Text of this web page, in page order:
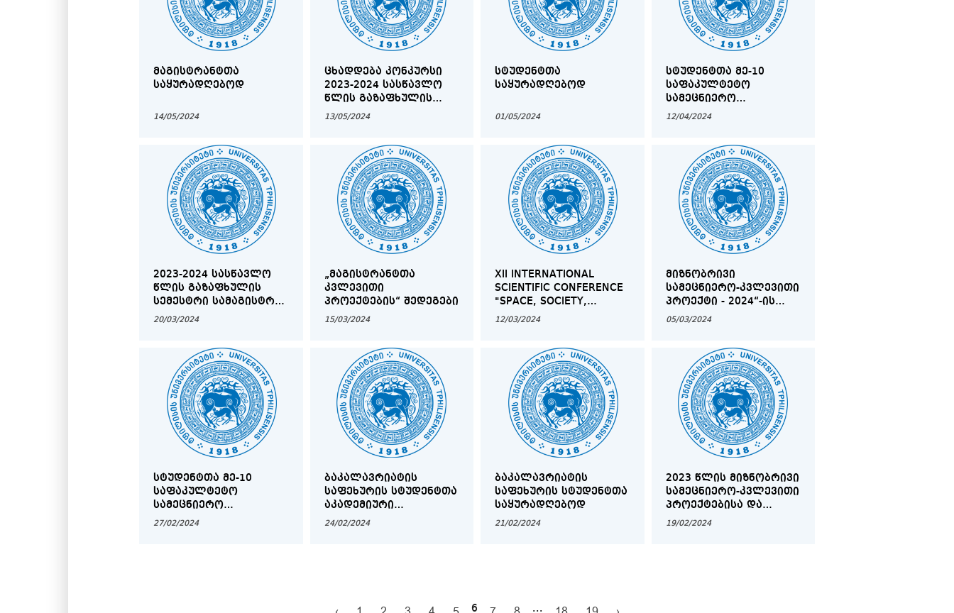
ᲛᲐᲒᲘᲡᲢᲠᲐᲜᲢᲗᲐ
ᲡᲐᲧᲣᲠᲐᲓᲦᲔᲑᲝᲓ
14/05/2024
ᲪᲮᲐᲓᲓᲔᲑᲐ ᲙᲝᲜᲙᲣᲠᲡᲘ
2023-2024 ᲡᲐᲡᲬᲐᲕᲚᲝ
ᲬᲚᲘᲡ ᲒᲐᲖᲐᲤᲮᲣᲚᲘᲡ
ᲡᲔᲛᲔᲡᲢᲠᲨᲘ
ᲡᲢᲘᲞᲔᲜᲓᲘᲔᲑᲘ
ᲡᲢᲣᲓᲔᲜᲢᲔᲑᲡ”
13/05/2024
ᲡᲢᲣᲓᲔᲜᲢᲗᲐ
ᲡᲐᲧᲣᲠᲐᲓᲦᲔᲑᲝᲓ
01/05/2024
ᲡᲢᲣᲓᲔᲜᲢᲗᲐ ᲛᲔ-10
ᲡᲐᲤᲐᲙᲣᲚᲢᲔᲢᲝ
ᲡᲐᲛᲔᲪᲜᲘᲔᲠᲝ
ᲙᲝᲜᲤᲔᲠᲔᲜᲪᲘᲘᲡ
12/04/2024
2023-2024 ᲡᲐᲡᲬᲐᲕᲚᲝ
ᲬᲚᲘᲡ ᲒᲐᲖᲐᲤᲮᲣᲚᲘᲡ
ᲡᲔᲛᲔᲡᲢᲠᲘ ᲡᲐᲛᲐᲒᲘᲡᲢᲠᲝ
ᲜᲐᲨᲠᲝᲛᲔᲑᲘᲡ
20/03/2024
„ᲛᲐᲒᲘᲡᲢᲠᲐᲜᲢᲗᲐ
ᲙᲕᲚᲔᲕᲘᲗᲘ
ᲞᲠᲝᲔᲥᲢᲔᲑᲘᲡ“ ᲨᲔᲓᲔᲒᲔᲑᲘ
15/03/2024
XII INTERNATIONAL
SCIENTIFIC CONFERENCE
"SPACE, SOCIETY,
POLITICS" DEDICATED TO
12/03/2024
ᲛᲘᲖᲜᲝᲑᲠᲘᲕᲘ
ᲡᲐᲛᲔᲪᲜᲘᲔᲠᲝ-ᲙᲕᲚᲔᲕᲘᲗᲘ
ᲞᲠᲝᲔᲥᲢᲘ - 2024“-ᲘᲡ
ᲨᲔᲓᲔᲒᲔᲑᲘ
05/03/2024
ᲡᲢᲣᲓᲔᲜᲢᲗᲐ ᲛᲔ-10
ᲡᲐᲤᲐᲙᲣᲚᲢᲔᲢᲝ
ᲡᲐᲛᲔᲪᲜᲘᲔᲠᲝ
ᲙᲝᲜᲤᲔᲠᲔᲜᲪᲘᲐ
27/02/2024
ᲑᲐᲙᲐᲚᲐᲕᲠᲘᲐᲢᲘᲡ
ᲡᲐᲤᲔᲮᲣᲠᲘᲡ ᲡᲢᲣᲓᲔᲜᲢᲗᲐ
ᲐᲙᲐᲓᲔᲛᲘᲣᲠᲘ
ᲠᲔᲒᲘᲡᲢᲠᲐᲪᲘᲘᲡ
24/02/2024
ᲑᲐᲙᲐᲚᲐᲕᲠᲘᲐᲢᲘᲡ
ᲡᲐᲤᲔᲮᲣᲠᲘᲡ ᲡᲢᲣᲓᲔᲜᲢᲗᲐ
ᲡᲐᲧᲣᲠᲐᲓᲦᲔᲑᲝᲓ
21/02/2024
2023 ᲬᲚᲘᲡ ᲛᲘᲖᲜᲝᲑᲠᲘᲕᲘ
ᲡᲐᲛᲔᲪᲜᲘᲔᲠᲝ-ᲙᲕᲚᲔᲕᲘᲗᲘ
ᲞᲠᲝᲔᲥᲢᲔᲑᲘᲡᲐ ᲓᲐ
ᲡᲐᲮᲔᲚᲛᲫᲦᲕᲐᲜᲔᲚᲝᲔᲑᲘᲡ
19/02/2024
6 ...